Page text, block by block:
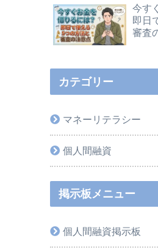
今す
即日
審査
カテゴリー
マネーリテラシー
個人間融資
掲示板メニュー
個人間融資掲示板